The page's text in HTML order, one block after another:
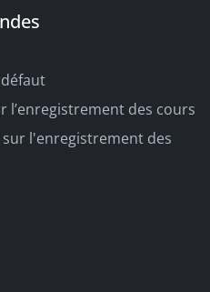
l’enregistrement des cours
sur l'enregistrement des